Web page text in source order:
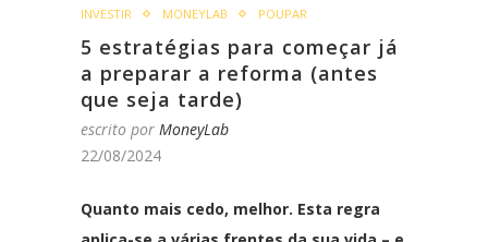
INVESTIR MONEYLAB POUPAR
5 estratégias para começar já
a preparar a reforma (antes
que seja tarde)
escrito por MoneyLab
22/08/2024
Quanto mais cedo, melhor. Esta regra